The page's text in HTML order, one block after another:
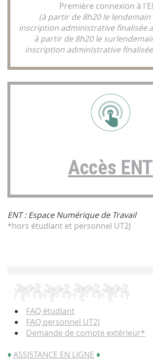
Première connexion à
(à partir de 8h20 le lendemain
inscription administrative finalisée
à partir de 8h20 le
inscription administrative
Accès ENT
ENT : Espace Numérique de Travail
*hors étudiant et personnel UT2J
FAQ étudiant
FAQ personnel UT2J
Demande de compte extérieur*
♦ASSISTANCE EN LIGNE ♦